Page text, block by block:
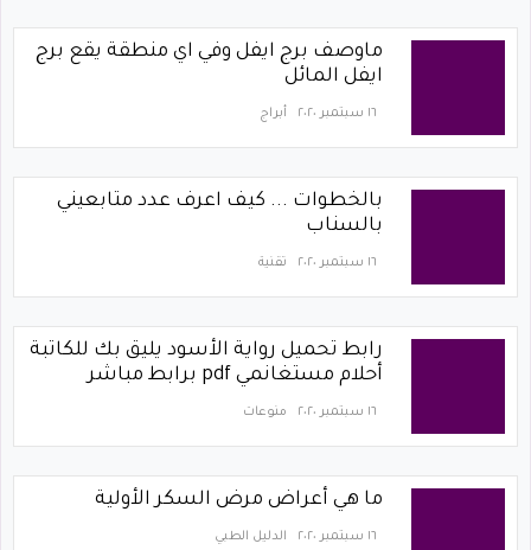
ماوصف برج ايفل وفي اي منطقة يقع برج
ايفل المائل
١٦ سبتمبر ٢٠٢٠ أبراج
بالخطوات ... كيف اعرف عدد متابعيني
بالسناب
١٦ سبتمبر ٢٠٢٠ تقنية
رابط تحميل رواية الأسود يليق بك للكاتبة
أحلام مستغانمي pdf برابط مباشر
١٦ سبتمبر ٢٠٢٠ منوعات
ما هي أعراض مرض السكر الأولية
١٦ سبتمبر ٢٠٢٠ الدليل الطبي